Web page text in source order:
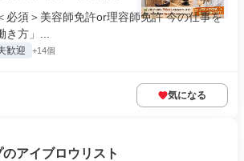
必須＞美容師免許or理容師免許 今の仕事を
方」...
歓迎 +14個
気になる
アイブロウリスト